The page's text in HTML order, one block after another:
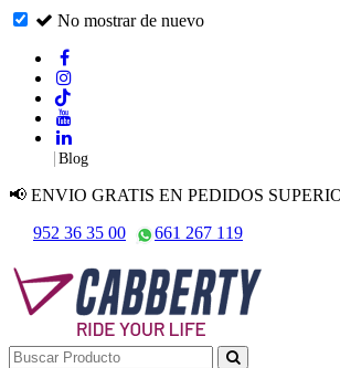
No mostrar de nuevo
|Blog
📢 ENVIO GRATIS EN PEDIDOS
952 36 35 00
661 267 119